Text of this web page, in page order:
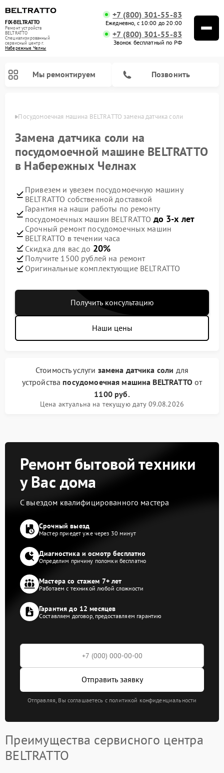
FIX-BELTRATTO
Ремонт устройств
BELTRATTO
Специализированный
cервисный центр г.
Набережные Челны
+7 (800) 301-55-83
Ежедневно, с 10:00 до 20:00
+7 (800) 301-55-83
Звонок бесплатный по РФ
Мы ремонтируем Позвонить
Посудомоечная машина BELTRATTO замена датчика соли
Замена датчика соли на
посудомоечной машине BELTRATTO
в Набережных Челнах
Привезем и увезем посудомоечную машину
BELTRATTO собственной доставкой
Гарантия на наши работы по ремонту
посудомоечных машин BELTRATTO до 3-х лет
Срочный ремонт посудомоечных машин
BELTRATTO в течении часа
Скидка для вас до 20%
Получите 1500 рублей на ремонт
Оригинальные комплектующие BELTRATTO
Получить консультацию
Наши цены
Стоимость услуги замена датчика соли для
устройства посудомоечная машина BELTRATTO от
1100 руб.
Цена актуальна на текущую дату 09.08.2026
Ремонт бытовой техники
у Вас дома
С выездом квалифицированного мастера
Срочный выезд
Мастер приедет уже через 30 минут
Диагностика и осмотр бесплатно
Определим причину поломки бесплатно
Мастера со стажем 7+ лет
Работаем с техникой любой сложности
Гарантия до 12 месяцев
Составляем договор, предоставляем гарантию
Отправить заявку
Отправляя, Вы соглашаетесь с политикой конфиденциальности
Преимущества сервисного центра
BELTRATTO